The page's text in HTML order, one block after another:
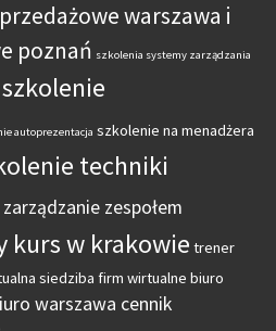
warszawa i
poznań szkolenia systemy zarządzania
szkolenie
autoprezentacja szkolenie na menadżera
techniki
zespołem
kurs w krakowie trener
siedziba firm wirtualne biuro
warszawa cennik